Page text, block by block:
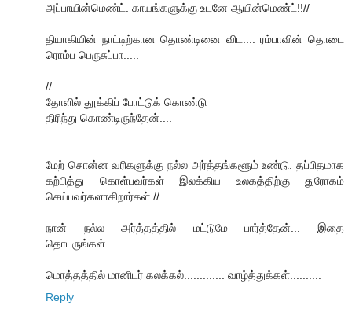
அப்பாயின்மெண்ட். காயங்களுக்கு உடனே ஆயின்மெண்ட்!!//
தியாகியின் நாட்டிற்கான தொண்டினை விட.... ரம்பாவின் தொடை
ரொம்ப பெருசுப்பா.....
//
தோளில் தூக்கிப் போட்டுக் கொண்டு
திரிந்து கொண்டிருந்தேன்....
மேற் சொன்ன வரிகளுக்கு நல்ல அர்த்தங்களூம் உண்டு. தப்பிதமாக
கற்பித்து கொள்பவர்கள் இலக்கிய உலகத்திற்கு துரோகம்
செய்பவர்களாகிறார்கள்.//
நான் நல்ல அர்த்தத்தில் மட்டுமே பார்த்தேன்... இதை
தொடருங்கள்....
மொத்தத்தில் மானிடர் கலக்கல்............. வாழ்த்துக்கள்..........
Reply